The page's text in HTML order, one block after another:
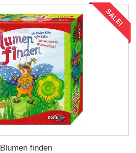
SALE!
Blumen finden